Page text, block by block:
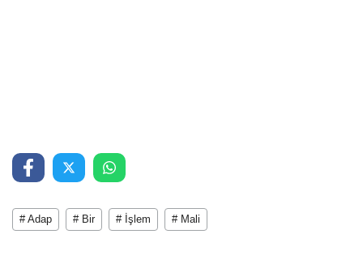
# Adap # Bir # İşlem # Mali